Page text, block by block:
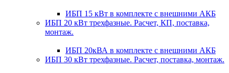
ИБП 15 кВт в комплекте с внешними АКБ
ИБП 20 кВт трехфазные. Расчет, КП, поставка,
монтаж.
ИБП 20кВА в комплекте с внешними АКБ
ИБП 30 кВт трехфазные. Расчет, поставка, монтаж.